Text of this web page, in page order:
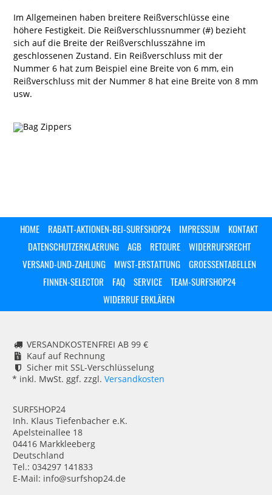
Im Allgemeinen haben breitere Reißverschlüsse eine
höhere Festigkeit. Die Reißverschlussnummer (#) bezieht
sich auf die Breite der Reißverschlusszähne im
geschlossenen Zustand. Ein Reißverschluss mit der
Nummer 6 hat zum Beispiel eine Breite von 6 mm, ein
Reißverschluss mit der Nummer 8 hat eine Breite von 8 mm
usw.
HOME RABATT-AKTIONEN-BEI-SURFSHOP24 IMPRESSUM
KONTAKT
DATENSCHUTZERKLAERUNG
AGB RETOURE
WIDERRUFSRECHT
VERSAND-UND-ZAHLUNG
MWST-ERSTATTUNG
GROESSENTABELLEN
FINNEN-SELECTOR
FAQ SERVICE
TEAM-SURFSHOP24
WIDERRUF ERKLÄREN
VERSANDKOSTENFREI AB 99 €
Kauf auf Rechnung
Sicher mit SSL-Verschlüsselung
* inkl. MwSt. ggf. zzgl. Versandkosten
SURFSHOP24
Inh. Klaus Tiefenbacher e.K.
Apelsteinallee 18
04416 Markkleeberg
Deutschland
Tel.: 034297 141833
E-Mail: info@surfshop24.de